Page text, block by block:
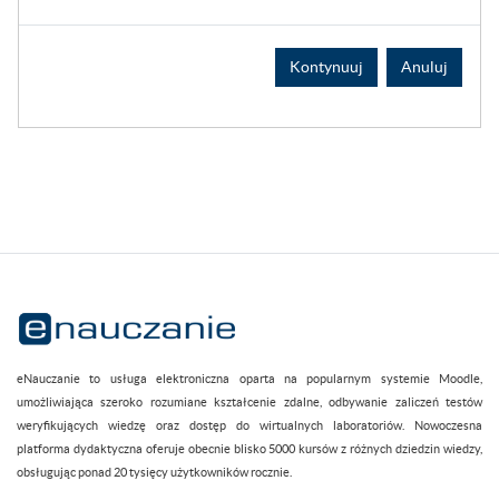
Kontynuuj Anuluj
eNauczanie to usługa elektroniczna oparta na popularnym systemie Moodle,
umożliwiająca szeroko rozumiane kształcenie zdalne, odbywanie zaliczeń testów
weryfikujących wiedzę oraz dostęp do wirtualnych laboratoriów. Nowoczesna
platforma dydaktyczna oferuje obecnie blisko 5000 kursów z różnych dziedzin wiedzy,
obsługując ponad 20 tysięcy użytkowników rocznie.